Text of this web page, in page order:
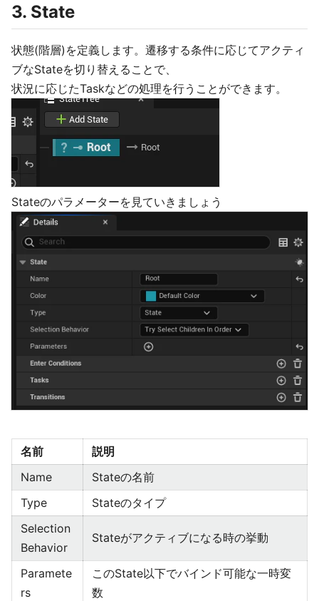
3. State
状態(階層)を定義します。遷移する条件に応じてアクティ
ブなStateを切り替えることで、
状況に応じたTaskなどの処理を行うことができます。
Stateのパラメーターを見ていきましょう
名前
説明
Name
Stateの名前
Type
Stateのタイプ
Selection
Behavior
Stateがアクティブになる時の挙動
Paramete
rs
このState以下でバインド可能な一時変
数